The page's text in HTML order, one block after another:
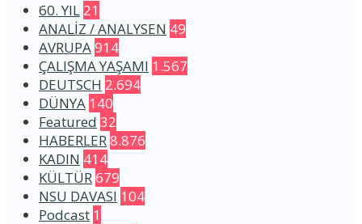
60. YIL 21
ANALİZ / ANALYSEN 49
AVRUPA914
ÇALIŞMA YAŞAMI 1.567
DEUTSCH 2.694
DÜNYA 140
Featured 32
HABERLER8.876
KADIN 414
KÜLTÜR679
NSU DAVASI 104
Podcast 1